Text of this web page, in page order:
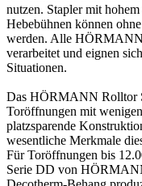
nutzen. Stapler mit
Hebebühnen können
werden. Alle
verarbeitet und eignen
Situationen.
Das HÖRMANN Rolltor
Toröffnungen mit
platzsparende
wesentliche Merkmale
Für Toröffnungen bis
Serie DD von